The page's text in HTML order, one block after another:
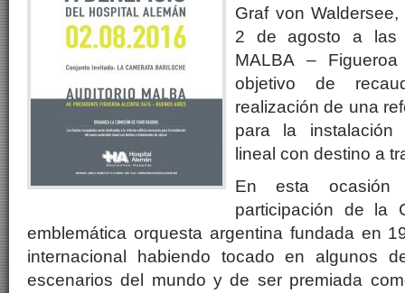
Graf von
2 de agosto a las
MALBA –
objetivo de
realización de una
para la instalación
lineal con destino a
En esta
participación de la
emblemática orquesta argentina fundada en
internacional habiendo tocado en algunos
escenarios del mundo y de ser premiada